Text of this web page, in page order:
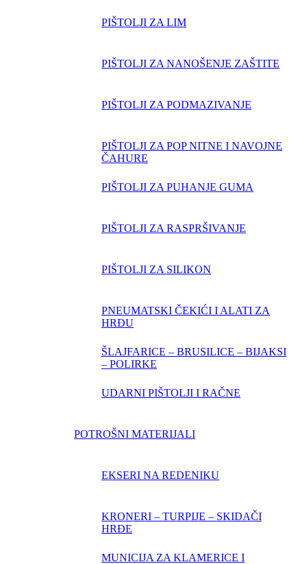
PIŠTOLJI ZA LIM
PIŠTOLJI ZA NANOŠENJE ZAŠTITE
PIŠTOLJI ZA PODMAZIVANJE
PIŠTOLJI ZA POP NITNE I NAVOJNE
ČAHURE
PIŠTOLJI ZA PUHANJE GUMA
PIŠTOLJI ZA RASPRŠIVANJE
PIŠTOLJI ZA SILIKON
PNEUMATSKI ČEKIĆI I ALATI ZA
HRĐU
ŠLAJFARICE – BRUSILICE – BIJAKSI
– POLIRKE
UDARNI PIŠTOLJI I RAČNE
POTROŠNI MATERIJALI
EKSERI NA REDENIKU
KRONERI – TURPIJE – SKIDAČI
HRĐE
MUNICIJA ZA KLAMERICE I